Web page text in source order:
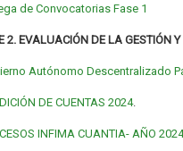
de Convocatorias Fase 1
2. EVALUACIÓN DE LA GESTIÓN
Autónomo Descentralizado
DE CUENTAS 2024.
INFIMA CUANTIA- AÑO